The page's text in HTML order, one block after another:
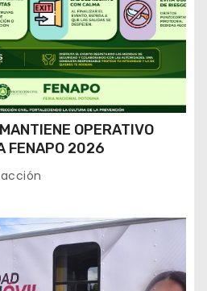
OPERATIVO
FENAPO 2026